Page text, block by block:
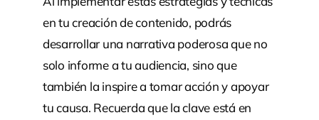
en tu creación de contenido, podrás
desarrollar una narrativa poderosa que no
solo informe a tu audiencia, sino que
también la inspire a tomar acción y apoyar
tu causa. Recuerda que la clave está en